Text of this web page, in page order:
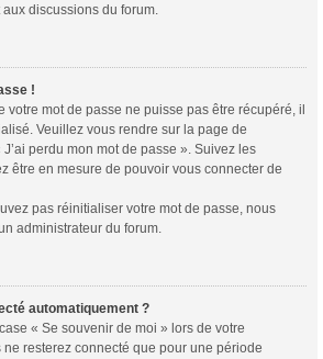
discussions du forum.
!
votre mot de passe ne puisse pas être récupéré, il
Veuillez vous rendre sur la page de
perdu mon mot de passe ». Suivez les
être en mesure de pouvoir vous connecter de
pas réinitialiser votre mot de passe, nous
administrateur du forum.
automatiquement ?
« Se souvenir de moi » lors de votre
resterez connecté que pour une période